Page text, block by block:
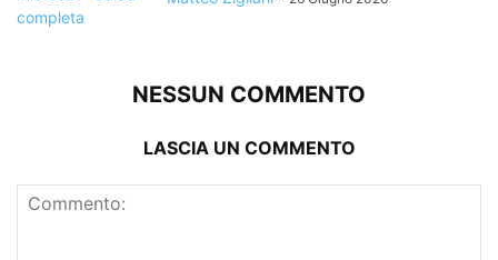
NESSUN COMMENTO
LASCIA UN COMMENTO